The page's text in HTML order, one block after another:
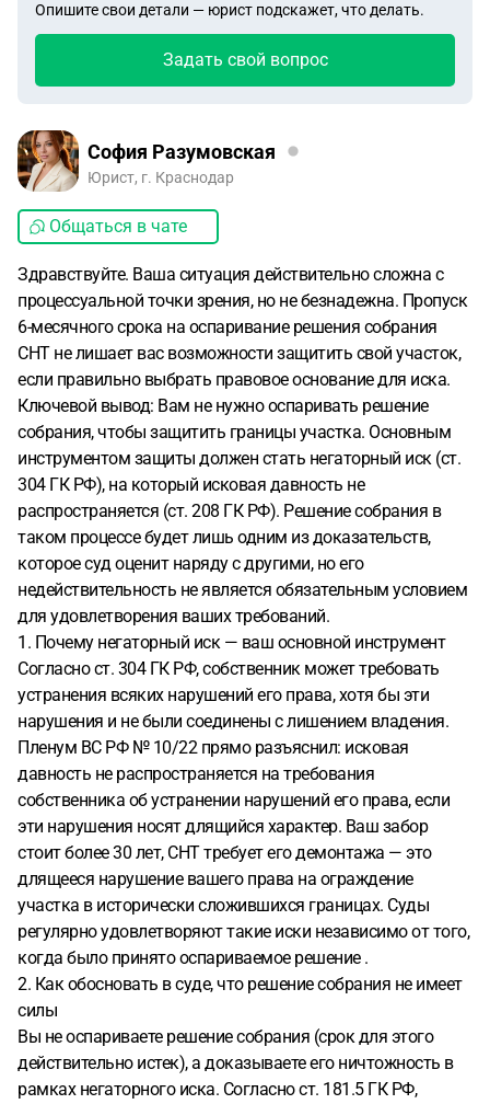
Опишите свои детали — юрист подскажет, что делать.
Задать свой вопрос
София Разумовская
Юрист, г. Краснодар
Общаться в чате
Здравствуйте. Ваша ситуация действительно сложна с
процессуальной точки зрения, но не безнадежна. Пропуск
6-месячного срока на оспаривание решения собрания
СНТ не лишает вас возможности защитить свой участок,
если правильно выбрать правовое основание для иска.
Ключевой вывод: Вам не нужно оспаривать решение
собрания, чтобы защитить границы участка. Основным
инструментом защиты должен стать негаторный иск (ст.
304 ГК РФ), на который исковая давность не
распространяется (ст. 208 ГК РФ). Решение собрания в
таком процессе будет лишь одним из доказательств,
которое суд оценит наряду с другими, но его
недействительность не является обязательным условием
для удовлетворения ваших требований.
1. Почему негаторный иск — ваш основной инструмент
Согласно ст. 304 ГК РФ, собственник может требовать
устранения всяких нарушений его права, хотя бы эти
нарушения и не были соединены с лишением владения.
Пленум ВС РФ № 10/22 прямо разъяснил: исковая
давность не распространяется на требования
собственника об устранении нарушений его права, если
эти нарушения носят длящийся характер. Ваш забор
стоит более 30 лет, СНТ требует его демонтажа — это
длящееся нарушение вашего права на ограждение
участка в исторически сложившихся границах. Суды
регулярно удовлетворяют такие иски независимо от того,
когда было принято оспариваемое решение .
2. Как обосновать в суде, что решение собрания не имеет
силы
Вы не оспариваете решение собрания (срок для этого
действительно истек), а доказываете его ничтожность в
рамках негаторного иска. Согласно ст. 181.5 ГК РФ,